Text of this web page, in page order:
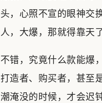
头，心照不宣的眼神交
人，大爆，那就得靠天
不错，究竟什么款能爆
打造者、购买者，甚至
潮淹没的时候，才会迟